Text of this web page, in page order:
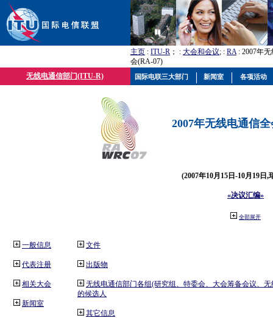
主页 : ITU-R ； : 大会和会议; : RA: 2007年
会(RA-07)
无线电通信部门(ITU-R)
2007年无线电通信
(2007年10月15日-10月19日,
«决议汇编»
全部展开
一般信息
代表注册
相关大会
新闻室
文件
出版物
无线电通信部门各组(研究组、特委会、大会筹备会议、
的候选人
其它信息
国际电联三大部门 新闻室 各项活动